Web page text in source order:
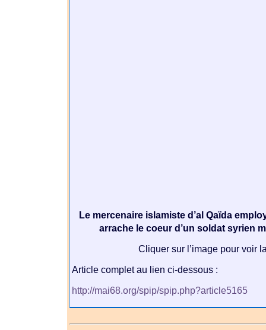
Le mercenaire islamiste d’al Qaïda
arrache le coeur d’un soldat syrien
Cliquer sur l’image pour voir
Article complet au lien ci-dessous :
http://mai68.org/spip/spip.php?article5165